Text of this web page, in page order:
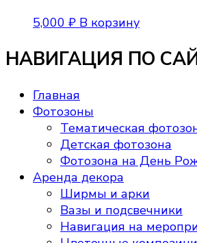
5,000 ₽ В корзину
НАВИГАЦИЯ ПО
Главная
Фотозоны
Тематическая
Детская фотозона
Фотозона на День
Аренда декора
Ширмы и арки
Вазы и подсвечники
Навигация на